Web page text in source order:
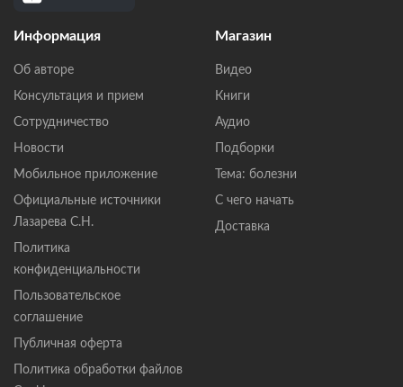
Информация
Об авторе
Консультация и прием
Сотрудничество
Новости
Мобильное приложение
Официальные источники
Лазарева С.Н.
Политика
конфиденциальности
Пользовательское
соглашение
Публичная оферта
Политика обработки файлов
Магазин
Видео
Книги
Аудио
Подборки
Тема: болезни
С чего начать
Доставка